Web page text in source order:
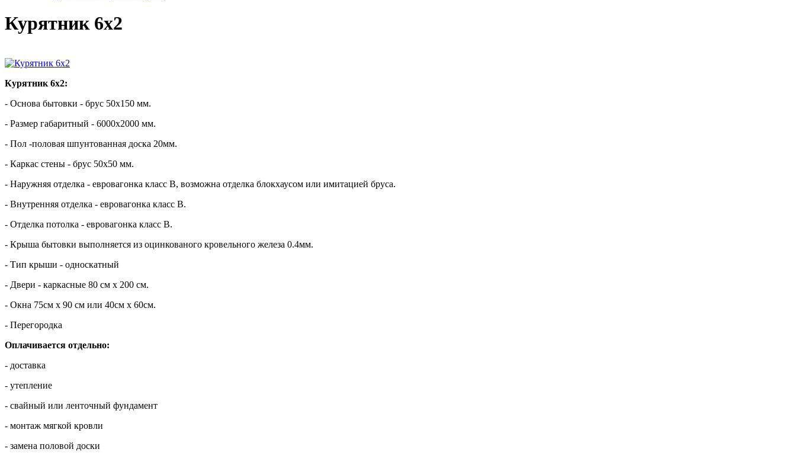
Курятник 6х2
Курятник 6х2:
- Основа бытовки - брус 50х150 мм.
- Размер габаритный - 6000х2000 мм.
- Пол -половая шпунтованная доска 20мм.
- Каркас стены - брус 50х50 мм.
- Наружняя отделка - евровагонка класс В, возможна отделка блокхаусом или имитацией бруса.
- Внутренняя отделка - евровагонка класс В.
- Отделка потолка - евровагонка класс В.
- Крыша бытовки выполняется из оцинкованого кровельного железа 0.4мм.
- Тип крыши - односкатный
- Двери - каркасные 80 см х 200 см.
- Окна 75см х 90 см или 40см х 60см.
- Перегородка
Оплачивается отдельно:
- доставка
- утепление
- свайный или ленточный фундамент
- монтаж мягкой кровли
- замена половой доски